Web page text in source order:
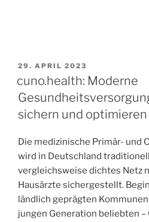
29. APRIL 2023
cuno.health: Moderne
sichern und optimieren
Die medizinische Primär- und
wird in Deutschland
vergleichsweise dichtes Netz
Hausärzte sichergestellt.
ländlich geprägten
jungen Generation beliebten